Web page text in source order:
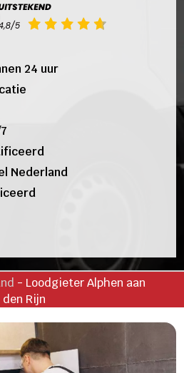
24 uur
Nederland
- Loodgieter Alphen aan
den Rijn